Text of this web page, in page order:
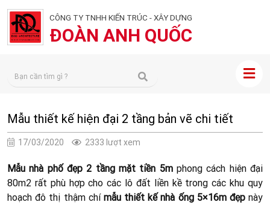
CÔNG TY TNHH KIẾN TRÚC - XÂY DỰNG
ĐOÀN ANH QUỐC
Mẫu thiết kế hiện đại 2 tầng bản vẽ chi tiết
17/03/2020 2333 lượt xem
Mẫu nhà phố đẹp 2 tầng mặt tiền 5mphong cách hiện đại
80m2 rất phù hợp cho các lô đất liền kề trong các khu quy
hoạch đô thị thậm chí mẫu thiết kế nhà ống 5×16m đẹpnày